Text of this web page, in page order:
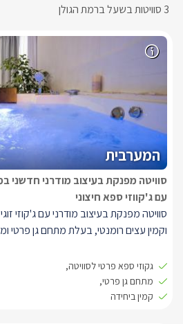
3 סוויטות בשעל ברמת הגולן
המערבית
סוויטה מפנקת בעיצוב מודרני חדשני
עם ג'קווזי ספא חיצוני
וקמין עצים רומנטי, בעלת מתחם גן פרטי
היורט מעוצב בצבעים שקטים של לבן
המבנה עגולה עם תקרה גבוהה מאד כך
בעל אנרגיה טובה ונעימה, בסוויטה יהנו
גקוזי ספא פרטי לסוויטה,
מתחם גן פרטי,
קמין ביחידה